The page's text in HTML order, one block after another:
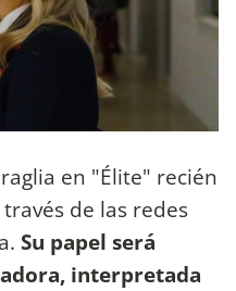
en "Élite" recién
de las redes
Su papel será
interpretada